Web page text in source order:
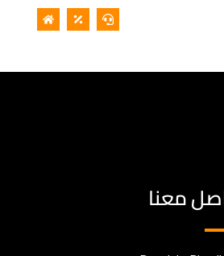
معنا